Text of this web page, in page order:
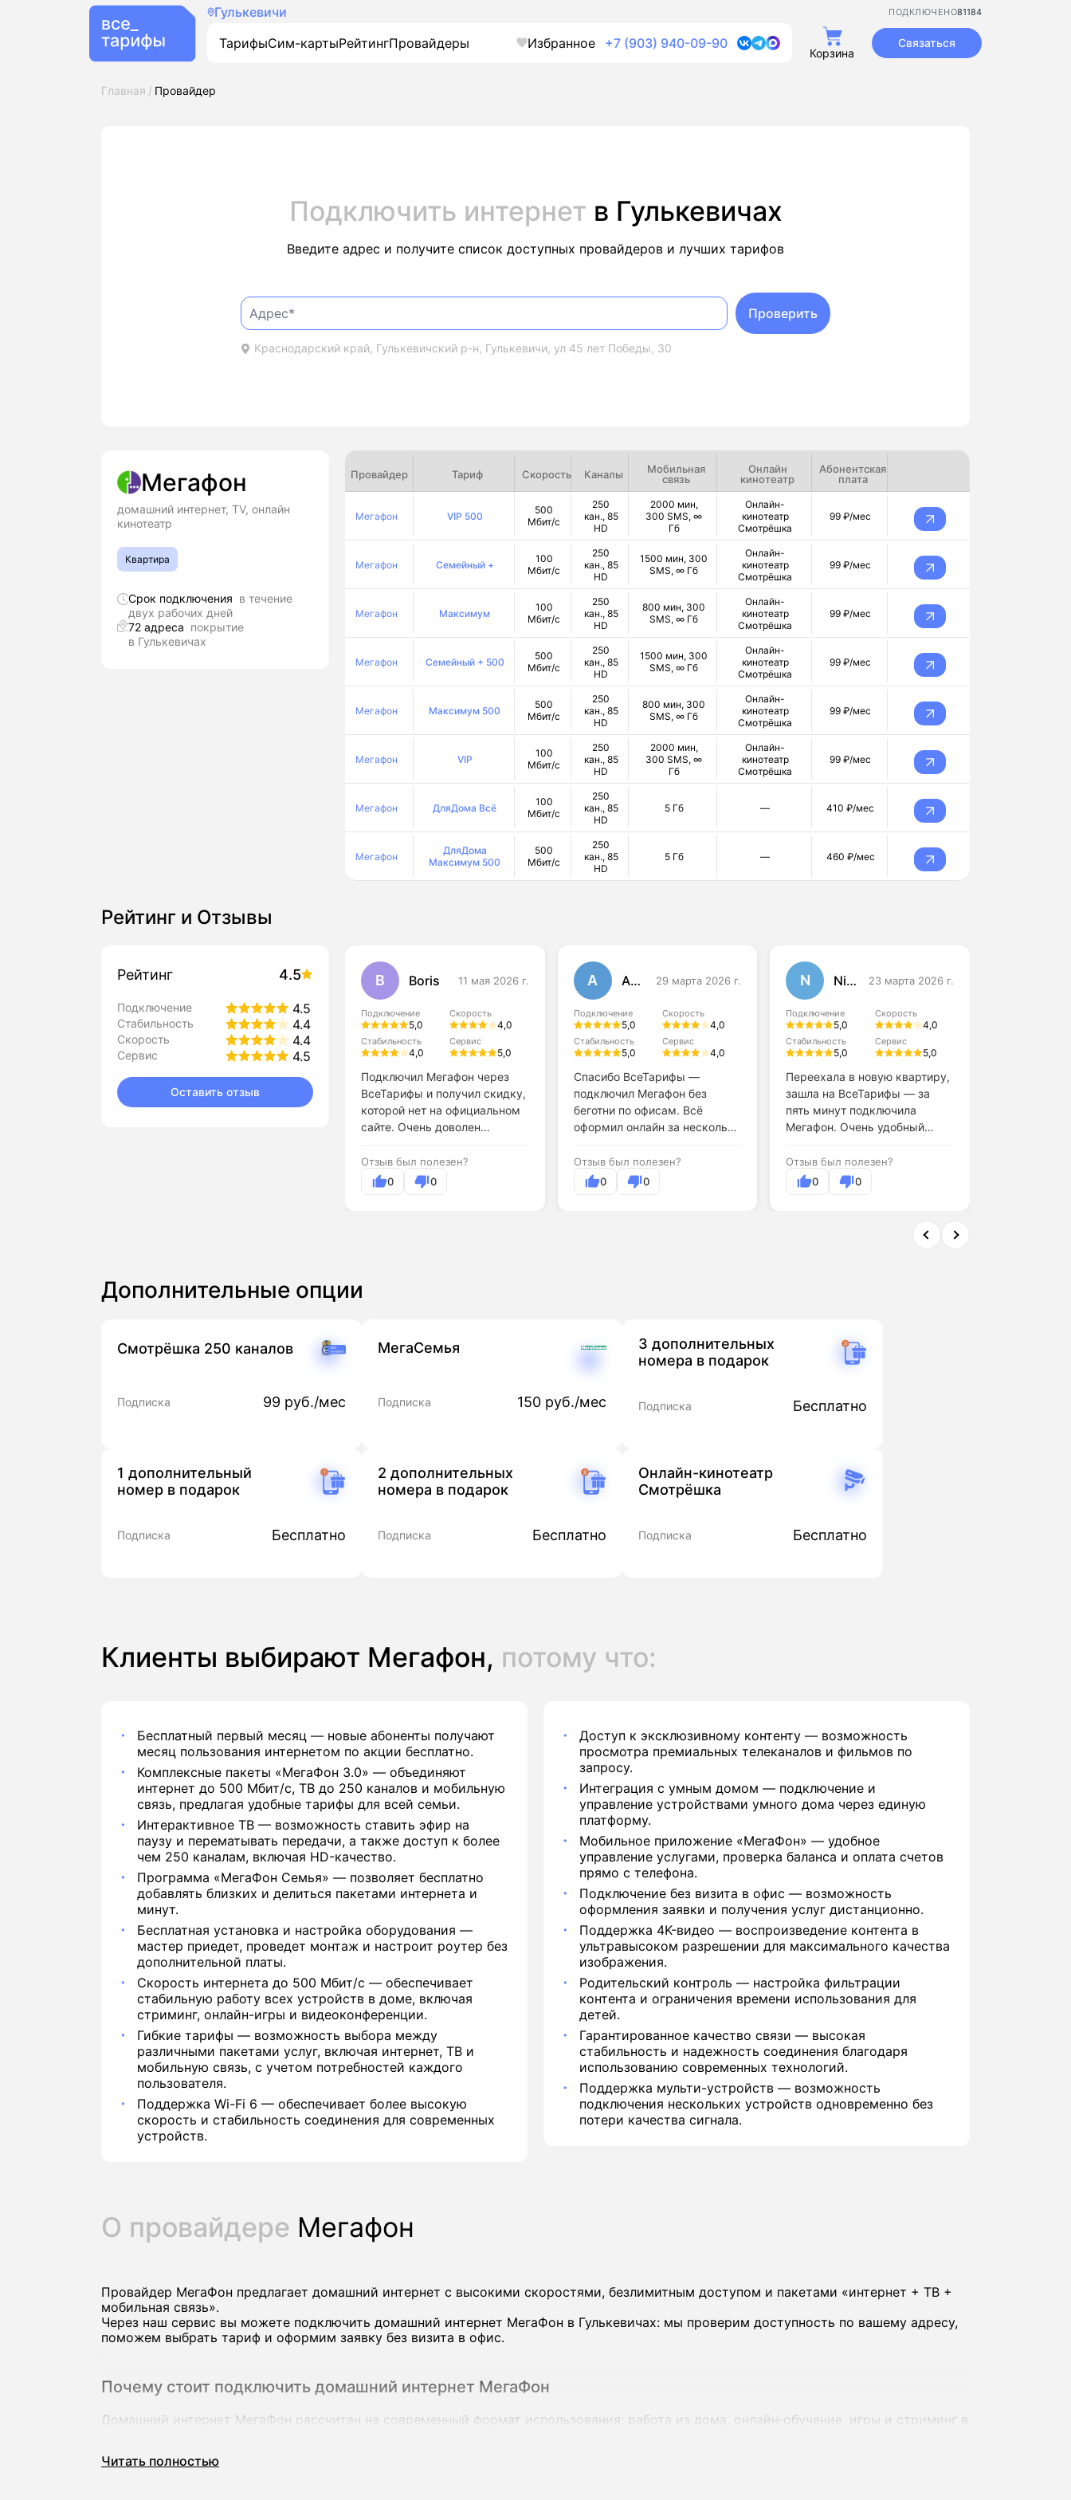
Гулькевичи 81184
ПОДКЛЮЧЕНО
ТарифыСим-картыРейтингПровайдеры Избранное +7 (903) 940-09-90
Корзина
Связаться
Главная Провайдер
Подключить интернет в Гулькевичах
Введите адрес и получите список доступных провайдеров и лучших тарифов
Краснодарский край, Гулькевичский р-н, Гулькевичи, ул 45 лет Победы, 30
Проверить
Мегафон
домашний интернет, TV, онлайн
кинотеатр
Квартира
Срок подключения в течение
двух рабочих дней
72 адреса покрытие
в Гулькевичах
Рейтинг 4.5
Подключение 4.5
Стабильность 4.4
Скорость 4.4
Сервис 4.5
Оставить отзыв
Рейтинг и Отзывы
B Boris 11 мая 2026 г.
Подключение
5,0
Скорость
4,0
Стабильность
4,0
Сервис
5,0
Подключил Мегафон через
ВсеТарифы и получил скидку,
которой нет на официальном
сайте. Очень доволен
Отзыв был полезен?
0
0
А Антон 29 марта 2026 г.
Подключение
5,0
Скорость
4,0
Стабильность
5,0
Сервис
4,0
Спасибо ВсеТарифы —
подключил Мегафон без
беготни по офисам. Всё
оформил онлайн за несколько
Отзыв был полезен?
0
0
N Nina 23 марта 2026 г.
Подключение
5,0
Скорость
4,0
Стабильность
5,0
Сервис
5,0
Переехала в новую квартиру,
зашла на ВсеТарифы — за
пять минут подключила
Мегафон. Очень удобный
Отзыв был полезен?
0
0
Провайдер Тариф Скорость Каналы
Мобильная
связь
Онлайн
кинотеатр
Абонентская
плата
Мегафон VIP 500
500
Мбит/с
250
кан., 85
HD
2000 мин,
300 SMS, ∞
Гб
Онлайн-
кинотеатр
Смотрёшка
99 ₽/мес
Мегафон Семейный +
100
Мбит/с
250
кан., 85
HD
1500 мин, 300
SMS, ∞ Гб
Онлайн-
кинотеатр
Смотрёшка
99 ₽/мес
Мегафон Максимум
100
Мбит/с
250
кан., 85
HD
800 мин, 300
SMS, ∞ Гб
Онлайн-
кинотеатр
Смотрёшка
99 ₽/мес
Мегафон Семейный + 500
500
Мбит/с
250
кан., 85
HD
1500 мин, 300
SMS, ∞ Гб
Онлайн-
кинотеатр
Смотрёшка
99 ₽/мес
Мегафон Максимум 500
500
Мбит/с
250
кан., 85
HD
800 мин, 300
SMS, ∞ Гб
Онлайн-
кинотеатр
Смотрёшка
99 ₽/мес
Мегафон VIP
100
Мбит/с
250
кан., 85
HD
2000 мин,
300 SMS, ∞
Гб
Онлайн-
кинотеатр
Смотрёшка
99 ₽/мес
Мегафон ДляДома Всё
100
Мбит/с
250
кан., 85
HD
5 Гб — 410 ₽/мес
Мегафон
ДляДома
Максимум 500
500
Мбит/с
250
кан., 85
HD
5 Гб — 460 ₽/мес
Дополнительные опции
Смотрёшка 250 каналов
Подписка 99 руб./мес
МегаСемья
Подписка 150 руб./мес
3 дополнительных
номера в подарок
Подписка Бесплатно
1 дополнительный
номер в подарок
Подписка Бесплатно
2 дополнительных
номера в подарок
Подписка Бесплатно
Онлайн-кинотеатр
Смотрёшка
Подписка Бесплатно
Клиенты выбирают Мегафон, потому что:
Бесплатный первый месяц — новые абоненты получают
месяц пользования интернетом по акции бесплатно.
Комплексные пакеты «МегаФон 3.0» — объединяют
интернет до 500 Мбит/с, ТВ до 250 каналов и мобильную
связь, предлагая удобные тарифы для всей семьи.
Интерактивное ТВ — возможность ставить эфир на
паузу и перематывать передачи, а также доступ к более
чем 250 каналам, включая HD-качество.
Программа «МегаФон Семья» — позволяет бесплатно
добавлять близких и делиться пакетами интернета и
минут.
Бесплатная установка и настройка оборудования —
мастер приедет, проведет монтаж и настроит роутер без
дополнительной платы.
Скорость интернета до 500 Мбит/с — обеспечивает
стабильную работу всех устройств в доме, включая
стриминг, онлайн-игры и видеоконференции.
Гибкие тарифы — возможность выбора между
различными пакетами услуг, включая интернет, ТВ и
мобильную связь, с учетом потребностей каждого
пользователя.
Поддержка Wi-Fi 6 — обеспечивает более высокую
скорость и стабильность соединения для современных
устройств.
Доступ к эксклюзивному контенту — возможность
просмотра премиальных телеканалов и фильмов по
запросу.
Интеграция с умным домом — подключение и
управление устройствами умного дома через единую
платформу.
Мобильное приложение «МегаФон» — удобное
управление услугами, проверка баланса и оплата счетов
прямо с телефона.
Подключение без визита в офис — возможность
оформления заявки и получения услуг дистанционно.
Поддержка 4K-видео — воспроизведение контента в
ультравысоком разрешении для максимального качества
изображения.
Родительский контроль — настройка фильтрации
контента и ограничения времени использования для
детей.
Гарантированное качество связи — высокая
стабильность и надежность соединения благодаря
использованию современных технологий.
Поддержка мульти-устройств — возможность
подключения нескольких устройств одновременно без
потери качества сигнала.
О провайдере Мегафон
Провайдер МегаФон предлагает домашний интернет с высокими скоростями, безлимитным доступом и пакетами «интернет + ТВ +
мобильная связь».
Через наш сервис вы можете подключить домашний интернет МегаФон в Гулькевичах: мы проверим доступность по вашему адресу,
поможем выбрать тариф и оформим заявку без визита в офис.
Почему стоит подключить домашний интернет МегаФон
Домашний интернет МегаФон рассчитан на современный формат использования: работа из дома, онлайн‑обучение, игры и стриминг в
ТВ‑каналами и пакетами мобильной связи.
Читать полностью